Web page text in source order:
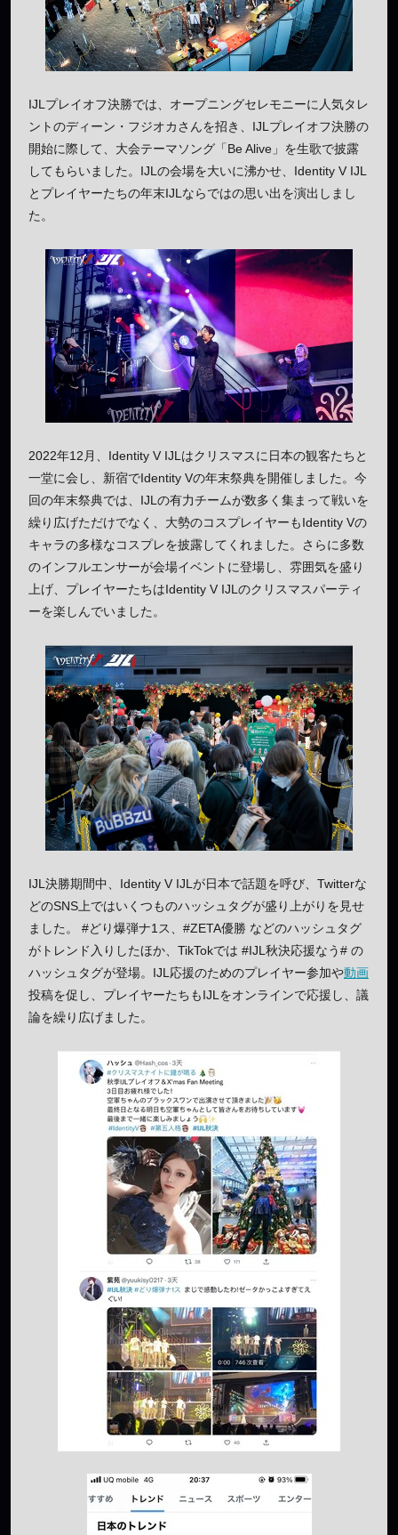
IJLプレイオフ決勝では、オープニングセレモニーに人気タレ
ントのディーン・フジオカさんを招き、IJLプレイオフ決勝の
開始に際して、大会テーマソング「Be Alive」を生歌で披露
してもらいました。IJLの会場を大いに沸かせ、Identity V IJL
とプレイヤーたちの年末IJLならではの思い出を演出しまし
た。
2022年12月、Identity V IJLはクリスマスに日本の観客たちと
一堂に会し、新宿でIdentity Vの年末祭典を開催しました。今
回の年末祭典では、IJLの有力チームが数多く集まって戦いを
繰り広げただけでなく、大勢のコスプレイヤーもIdentity Vの
キャラの多様なコスプレを披露してくれました。さらに多数
のインフルエンサーが会場イベントに登場し、雰囲気を盛り
上げ、プレイヤーたちはIdentity V IJLのクリスマスパーティ
ーを楽しんでいました。
IJL決勝期間中、Identity V IJLが日本で話題を呼び、Twitterな
どのSNS上ではいくつものハッシュタグが盛り上がりを見せ
ました。 #どり爆弾ナ1ス、#ZETA優勝 などのハッシュタグ
がトレンド入りしたほか、TikTokでは #IJL秋決応援なう# の
ハッシュタグが登場。IJL応援のためのプレイヤー参加や動画
投稿を促し、プレイヤーたちもIJLをオンラインで応援し、議
論を繰り広げました。